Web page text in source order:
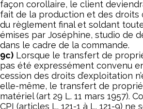
façon corollaire, le client
fait de la production et des droits
du règlement final et soldant
émises par Joséphine, studio de
dans le cadre de la commande.
9c) Lorsque le transfert de
pas été expressément convenu
cession des droits d’exploitation
elle-même, le transfert de
matériel (art 29 L. 11 mars 1957).
CPI (articles L. 121-1 à L. 121-9)